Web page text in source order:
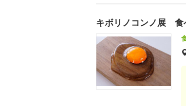
キボリノコンノ展 食